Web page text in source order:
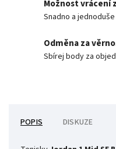
Možnost vrácení
Snadno a
Odměna za
Sbírej body za
POPIS DISKUZE